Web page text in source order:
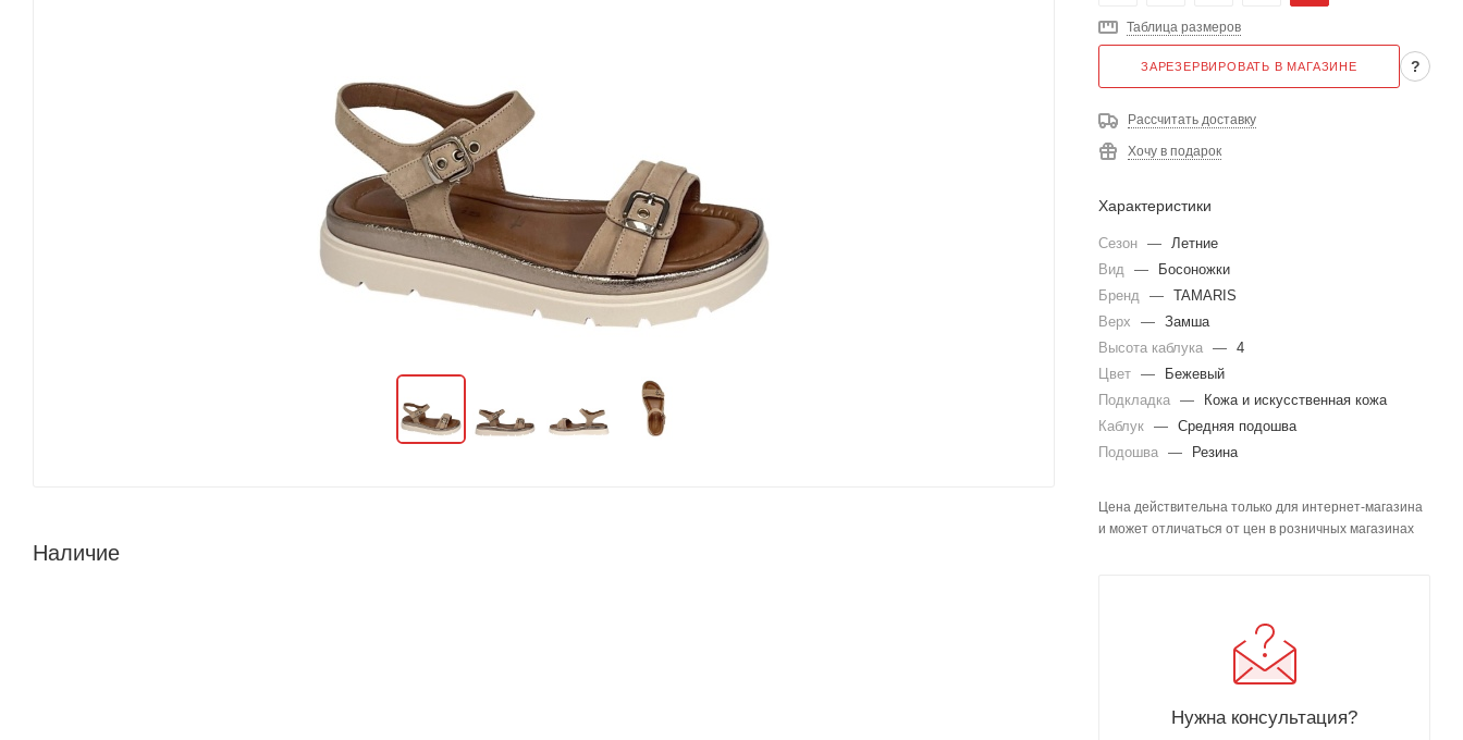
Наличие
Таблица размеров
ЗАРЕЗЕРВИРОВАТЬ В МАГАЗИНЕ ?
Рассчитать доставку
Хочу в подарок
Характеристики
Сезон — Летние
Вид —
Босоножки
Бренд — TAMARIS
Верх
— Замша
Высота каблука — 4
Цвет —
Бежевый
Подкладка —
Кожа и искусственная кожа
Каблук — Средняя подошва
Подошва — Резина
Цена действительна только для интернет-магазина
и может отличаться от цен в розничных магазинах
Нужна консультация?